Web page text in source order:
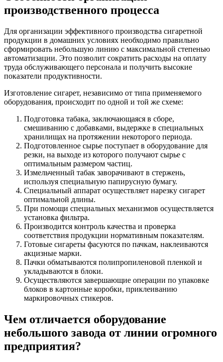
производственного процесса
Для организации эффективного производства сигаретной
продукции в домашних условиях необходимо правильно
сформировать небольшую линию с максимальной степенью
автоматизации. Это позволит сократить расходы на оплату
труда обслуживающего персонала и получить высокие
показатели продуктивности.
Изготовление сигарет, независимо от типа применяемого
оборудования, происходит по одной и той же схеме:
Подготовка табака, заключающаяся в сборе,
смешиванию с добавками, выдержке в специальных
хранилищах на протяжении некоторого периода.
Подготовленное сырье поступает в оборудование для
резки, на выходе из которого получают сырье с
оптимальным размером частиц.
Измельченный табак заворачивают в стержень,
используя специальную папирусную бумагу.
Специальный аппарат осуществляет нарезку сигарет
оптимальной длины.
При помощи специальных механизмов осуществляется
установка фильтра.
Производится контроль качества и проверка
соответствия продукции нормативным показателям.
Готовые сигареты фасуются по пачкам, наклеиваются
акцизные марки.
Пачки обматываются полипропиленовой пленкой и
укладываются в блоки.
Осуществляются завершающие операции по упаковке
блоков в картонные коробки, приклеиванию
маркировочных стикеров.
Чем отличается оборудование
небольшого завода от линии огромного
предприятия?